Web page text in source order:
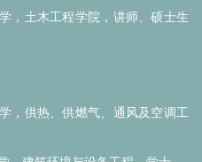
，土木工程学院，讲师、硕士生
，供热、供燃气、通风及空调工